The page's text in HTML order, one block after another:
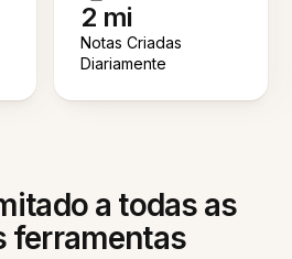
2 mi
Notas Criadas
Diariamente
a todas as
ferramentas